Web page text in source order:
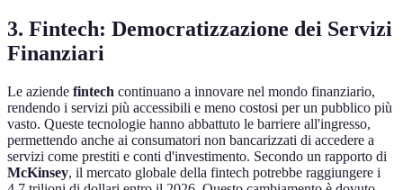
3. Fintech: Democratizzazione dei Servizi
Finanziari
Le aziende fintech continuano a innovare nel mondo finanziario,
rendendo i servizi più accessibili e meno costosi per un pubblico più
vasto. Queste tecnologie hanno abbattuto le barriere all'ingresso,
permettendo anche ai consumatori non bancarizzati di accedere a
servizi come prestiti e conti d'investimento. Secondo un rapporto di
McKinsey, il mercato globale della fintech potrebbe raggiungere i